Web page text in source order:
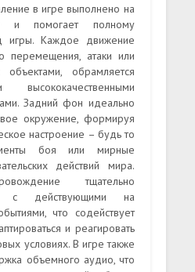
в игре выполнено на
и помогает полному
игры. Каждое движение
перемещения, атаки или
обрамляется
Задний фон идеально
окружение, формируя
настроение – будь то
боя или мирные
действий мира.
тщательно
с действующими на
что содействует
и реагировать
условиях. В игре также
объемного аудио, что